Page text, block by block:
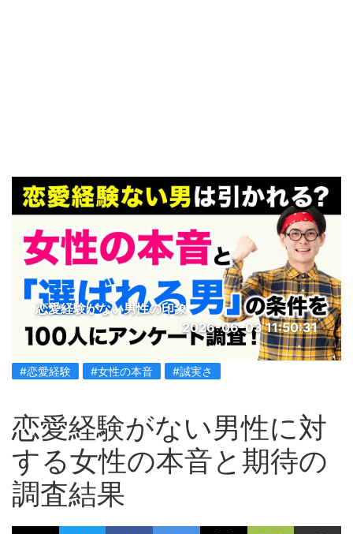
恋愛経験がない男性の印象
2026-06-03 11:50:31
#恋愛経験 #女性の本音 #誠実さ
恋愛経験がない男性に対
する女性の本音と期待の
調査結果